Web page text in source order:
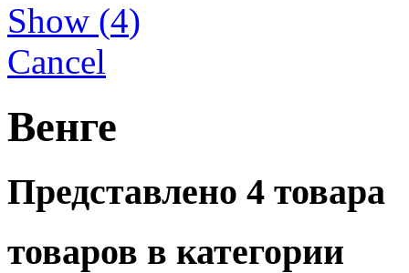
Show (4)
Cancel
Венге
Представлено 4 товара
товаров в категории